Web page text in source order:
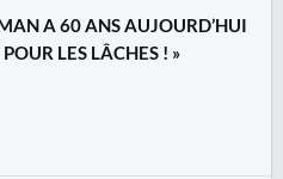
A 60 ANS AUJOURD’HUI
LES LÂCHES ! »